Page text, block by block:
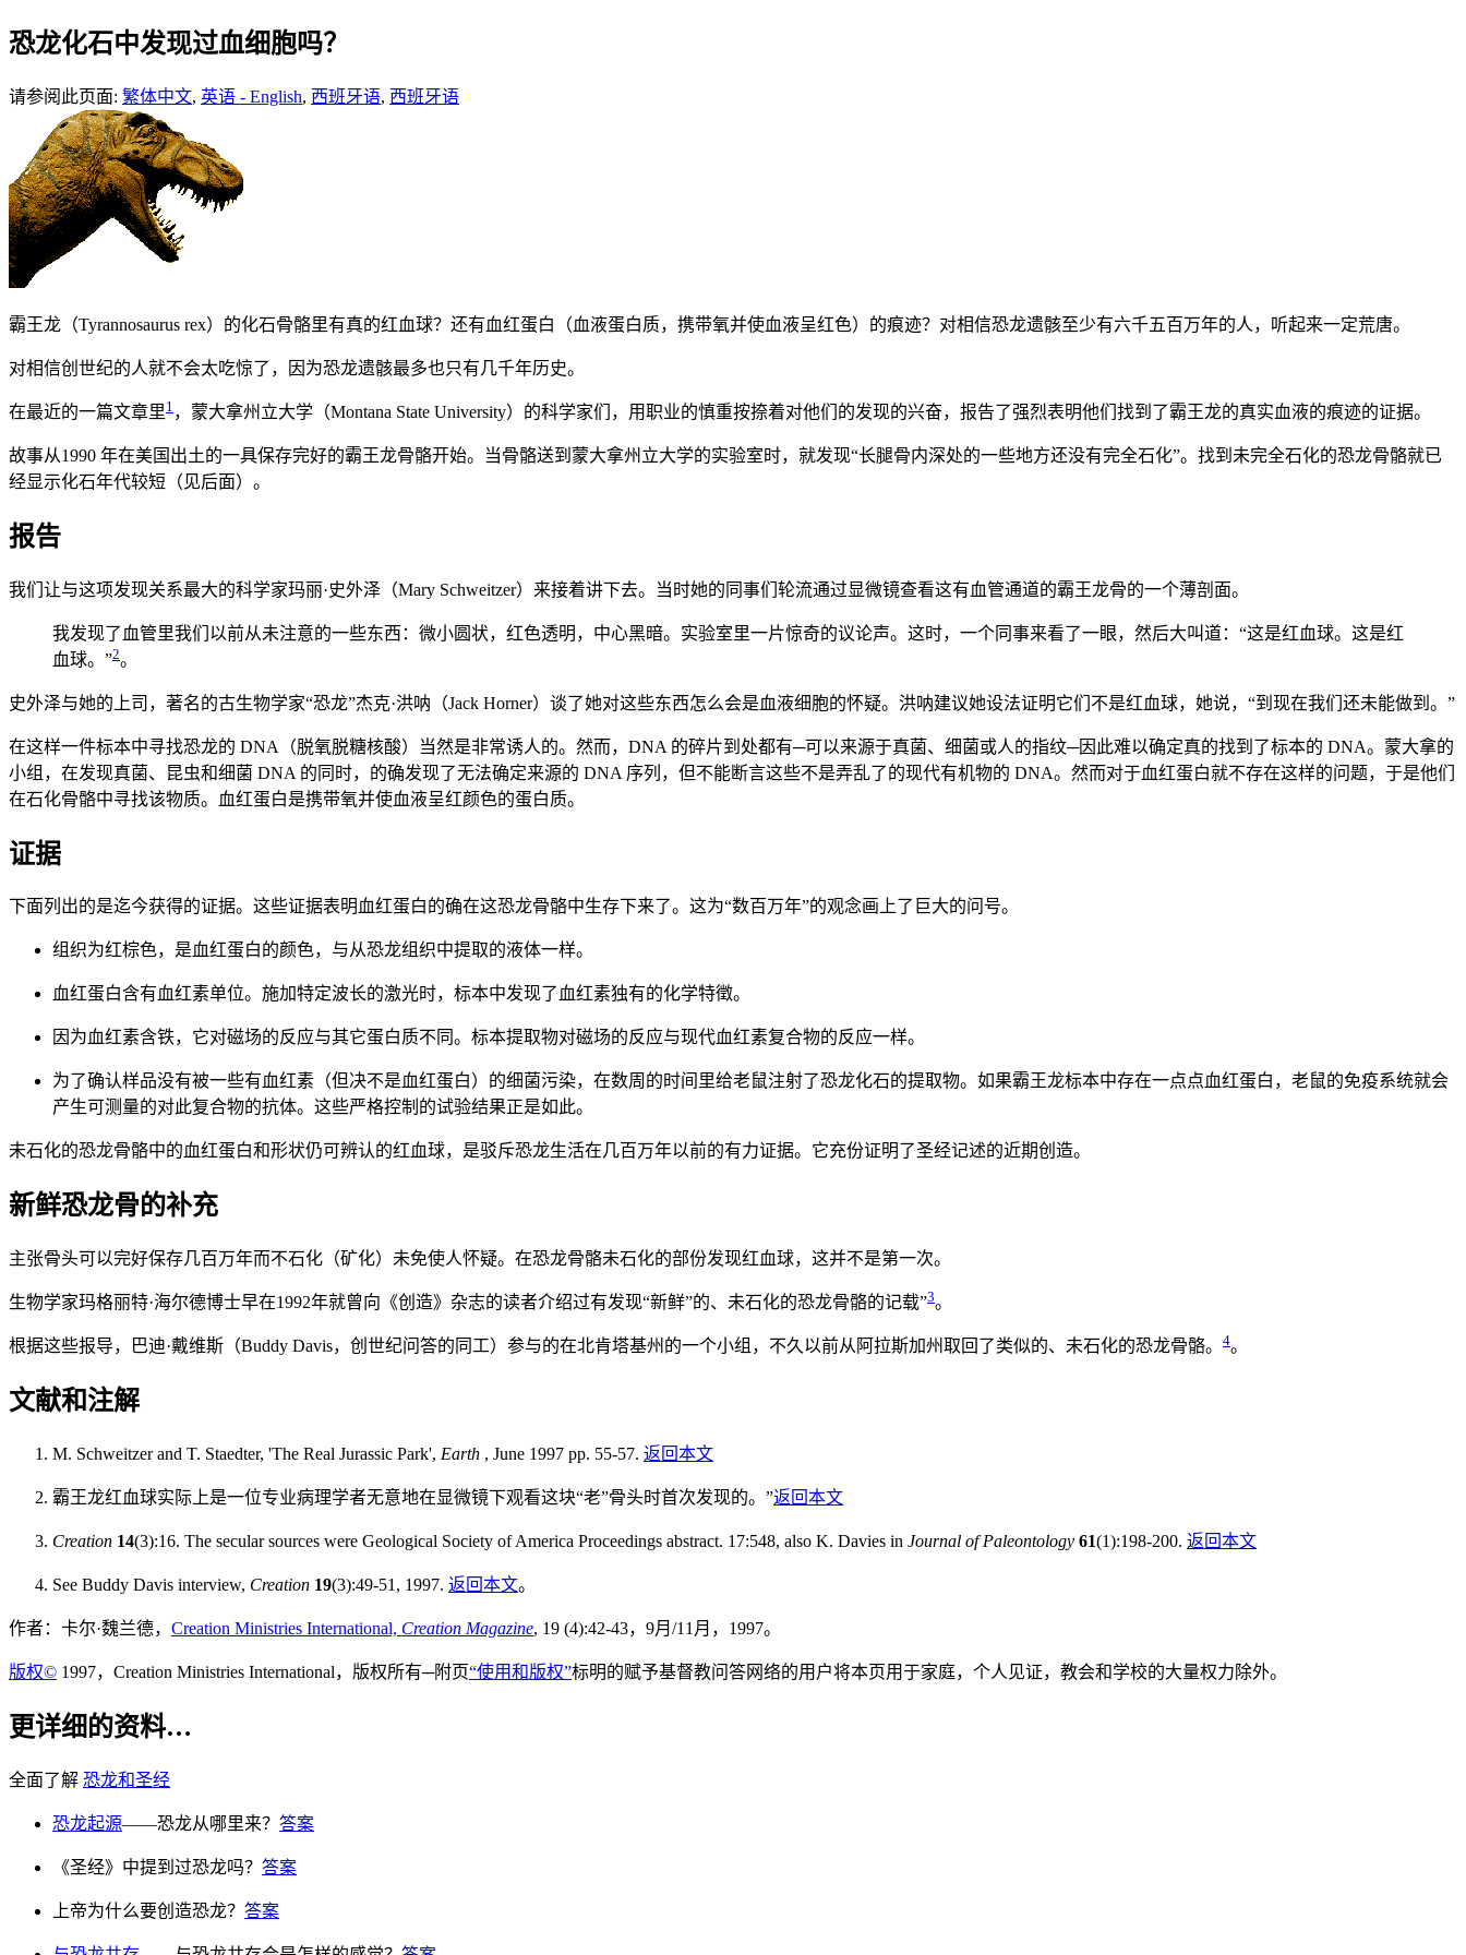
恐龙化石中发现过血细胞吗？
请参阅此页面: 繁体中文, 英语 - English, 西班牙语, 西班牙语
霸王龙（Tyrannosaurus rex）的化石骨骼里有真的红血球？还有血红蛋白（血液蛋白质，携带氧并使血液呈红色）的痕迹？对相信恐龙遗骸至少有六千五百万年的人，听起来一定荒唐。
对相信创世纪的人就不会太吃惊了，因为恐龙遗骸最多也只有几千年历史。
在最近的一篇文章里1 ，蒙大拿州立大学（Montana State University）的科学家们，用职业的慎重按捺着对他们的发现的兴奋，报告了强烈表明他们找到了霸王龙的真实血液的痕迹的证据。
故事从1990 年在美国出土的一具保存完好的霸王龙骨骼开始。当骨骼送到蒙大拿州立大学的实验室时，就发现“长腿骨内深处的一些地方还没有完全石化”。找到未完全石化的恐龙骨骼就已
经显示化石年代较短（见后面）。
报告
我们让与这项发现关系最大的科学家玛丽·史外泽（Mary Schweitzer）来接着讲下去。当时她的同事们轮流通过显微镜查看这有血管通道的霸王龙骨的一个薄剖面。
我发现了血管里我们以前从未注意的一些东西：微小圆状，红色透明，中心黑暗。实验室里一片惊奇的议论声。这时，一个同事来看了一眼，然后大叫道：“这是红血球。这是红
血球。”2。
史外泽与她的上司，著名的古生物学家“恐龙”杰克·洪呐（Jack Horner）谈了她对这些东西怎么会是血液细胞的怀疑。洪呐建议她设法证明它们不是红血球，她说，“到现在我们还未能做到。”
在这样一件标本中寻找恐龙的 DNA（脱氧脱糖核酸）当然是非常诱人的。然而，DNA 的碎片到处都有─可以来源于真菌、细菌或人的指纹─因此难以确定真的找到了标本的 DNA。蒙大拿的
小组，在发现真菌、昆虫和细菌 DNA 的同时，的确发现了无法确定来源的 DNA 序列，但不能断言这些不是弄乱了的现代有机物的 DNA。然而对于血红蛋白就不存在这样的问题，于是他们
在石化骨骼中寻找该物质。血红蛋白是携带氧并使血液呈红颜色的蛋白质。
证据
下面列出的是迄今获得的证据。这些证据表明血红蛋白的确在这恐龙骨骼中生存下来了。这为“数百万年”的观念画上了巨大的问号。
组织为红棕色，是血红蛋白的颜色，与从恐龙组织中提取的液体一样。
血红蛋白含有血红素单位。施加特定波长的激光时，标本中发现了血红素独有的化学特徵。
因为血红素含铁，它对磁场的反应与其它蛋白质不同。标本提取物对磁场的反应与现代血红素复合物的反应一样。
为了确认样品没有被一些有血红素（但决不是血红蛋白）的细菌污染，在数周的时间里给老鼠注射了恐龙化石的提取物。如果霸王龙标本中存在一点点血红蛋白，老鼠的免疫系统就会
产生可测量的对此复合物的抗体。这些严格控制的试验结果正是如此。
未石化的恐龙骨骼中的血红蛋白和形状仍可辨认的红血球，是驳斥恐龙生活在几百万年以前的有力证据。它充份证明了圣经记述的近期创造。
新鲜恐龙骨的补充
主张骨头可以完好保存几百万年而不石化（矿化）未免使人怀疑。在恐龙骨骼未石化的部份发现红血球，这并不是第一次。
生物学家玛格丽特·海尔德博士早在1992年就曾向《创造》杂志的读者介绍过有发现“新鲜”的、未石化的恐龙骨骼的记载”3。
根据这些报导，巴迪·戴维斯（Buddy Davis，创世纪问答的同工）参与的在北肯塔基州的一个小组，不久以前从阿拉斯加州取回了类似的、未石化的恐龙骨骼。 4。
文献和注解
M. Schweitzer and T. Staedter, 'The Real Jurassic Park', Earth , June 1997 pp. 55-57. 返回本文
霸王龙红血球实际上是一位专业病理学者无意地在显微镜下观看这块“老”骨头时首次发现的。”返回本文
Creation 14(3):16. The secular sources were Geological Society of America Proceedings abstract. 17:548, also K. Davies in Journal of Paleontology 61(1):198-200. 返回本文
See Buddy Davis interview, Creation 19(3):49-51, 1997. 返回本文。
作者：卡尔·魏兰德， Creation Ministries International, Creation Magazine, 19 (4):42-43，9月/11月，1997。
版权© 1997，Creation Ministries International，版权所有─附页“使用和版权”标明的赋予基督教问答网络的用户将本页用于家庭，个人见证，教会和学校的大量权力除外。
更详细的资料…
全面了解 恐龙和圣经
恐龙起源——恐龙从哪里来？ 答案
《圣经》中提到过恐龙吗？ 答案
上帝为什么要创造恐龙？ 答案